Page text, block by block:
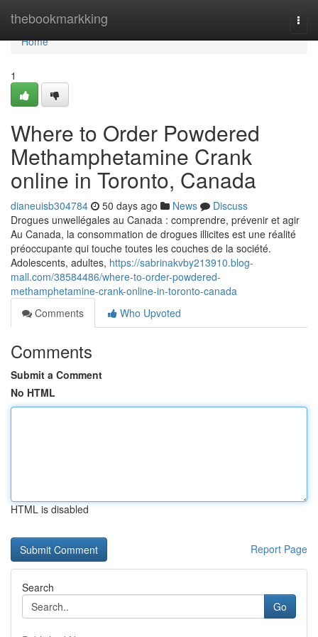
thebookmarkking
Home
Home
1
Where to Order Powdered
Methamphetamine Crank
online in Toronto, Canada
dianeuisb304784 50 days ago News
Discuss
Drogues unwellégales au Canada : comprendre, prévenir et agir
Au Canada, la consommation de drogues illicites est une réalité
préoccupante qui touche toutes les couches de la société.
Adolescents, adultes, https://sabrinakvby213910.blog-
mall.com/38584486/where-to-order-powdered-
methamphetamine-crank-online-in-toronto-canada
Comments
Who Upvoted
Comments
Submit a Comment
No HTML
HTML is disabled
Report Page
Search
Go